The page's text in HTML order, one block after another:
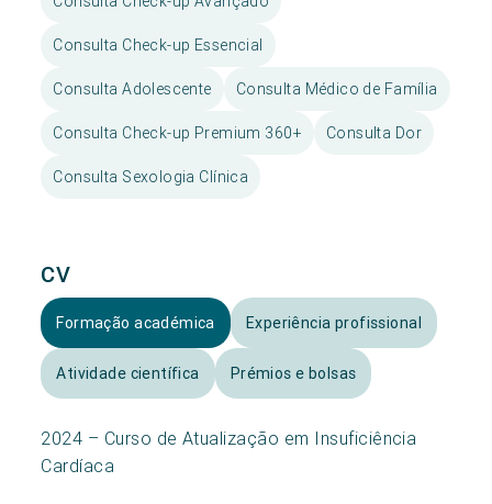
Consulta Check-up Essencial
Consulta Adolescente Consulta Médico de Família
Consulta Check-up Premium 360+ Consulta Dor
Consulta Sexologia Clínica
CV
Formação académica Experiência profissional
Atividade científica Prémios e bolsas
2024 – Curso de Atualização em Insuficiência
Cardíaca